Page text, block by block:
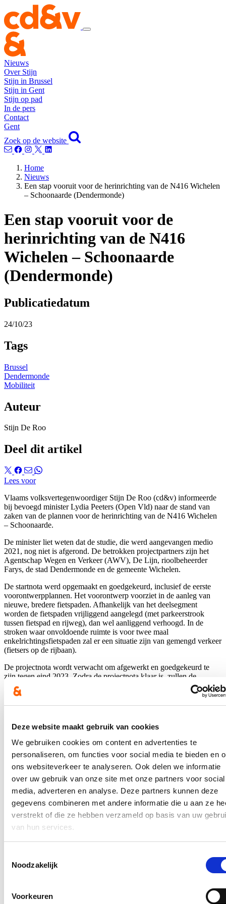
Deze website maakt gebruik van cookies
We gebruiken cookies om content en advertenties te
personaliseren, om functies voor social media te bieden en
ons websiteverkeer te analyseren. Ook delen we informatie
over uw gebruik van onze site met onze partners voor social
media, adverteren en analyse. Deze partners kunnen deze
gegevens combineren met andere informatie die u aan ze
verstrekt of die ze hebben verzameld op basis van uw
van hun services.
Noodzakelijk
Voorkeuren
Nieuws
Over Stijn
Stijn in Brussel
Stijn in Gent
Stijn op pad
In de pers
Contact
Gent
Zoek op de website
Home
Nieuws
Een stap vooruit voor de herinrichting van de N416 Wichelen
– Schoonaarde (Dendermonde)
Een stap vooruit voor de
herinrichting van de N416
Wichelen – Schoonaarde
(Dendermonde)
Publicatiedatum
24/10/23
Tags
Brussel
Dendermonde
Mobiliteit
Auteur
Stijn De Roo
Deel dit artikel
Lees voor
Vlaams volksvertegenwoordiger Stijn De Roo (cd&v) informeerde
bij bevoegd minister Lydia Peeters (Open Vld) naar de stand van
zaken van de plannen voor de herinrichting van de N416 Wichelen
– Schoonaarde.
De minister liet weten dat de studie, die werd aangevangen medio
2021, nog niet is afgerond. De betrokken projectpartners zijn het
Agentschap Wegen en Verkeer (AWV), De Lijn, rioolbeheerder
Farys, de stad Dendermonde en de gemeente Wichelen.
De startnota werd opgemaakt en goedgekeurd, inclusief de eerste
voorontwerpplannen. Het voorontwerp voorziet in de aanleg van
nieuwe, bredere fietspaden. Afhankelijk van het deelsegment
worden de fietspaden vrijliggend aangelegd (met parkeerstrook
tussen fietspad en rijweg), dan wel aanliggend verhoogd. In de
stroken waar onvoldoende ruimte is voor twee maal
enkelrichtingsfietspaden zal er een situatie zijn van gemengd verkeer
(fietsers op de rijbaan).
De projectnota wordt verwacht om afgewerkt en goedgekeurd te
zijn tegen eind 2023. Zodra de projectnota klaar is, zullen de
onteigeningsplannen worden opgemaakt. Daarna zullen de
gesprekken opstarten.
Kamerlid en Schepen van Openbare Werken Van
Dendermonde Leen Dierick: “ Als we meer mensen op de fiets
willen krijgen, dan moet de fietsinfrastructuur veilig en
comfortabel zijn. De herinrichting van de N416-Schoonaarde is
daarvoor dringend nodig. De eerste voorontwerpen zijn klaar,
het is belangrijk dat er ook in dialoog wordt gegaan met de
omwonenden en gebruikers."
Wichelse cd&v-raadsleden Luc Van Leuven en Björn Carré:
Veiligheid en leefbaarheid zullen met de heraanleg van de
N416 verhogen, zowel voor fietsers als voor automobilisten.
Vlaams volksvertegenwoordiger Stijn De Roo: “Alvast een stap
nog eind dit jaar goedgekeurd wordt, kunnen verdere stappen
gezet worden in dit dossier.